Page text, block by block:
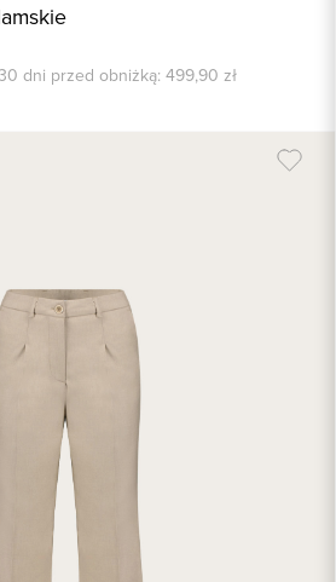
dni przed obniżką: 499,90 zł